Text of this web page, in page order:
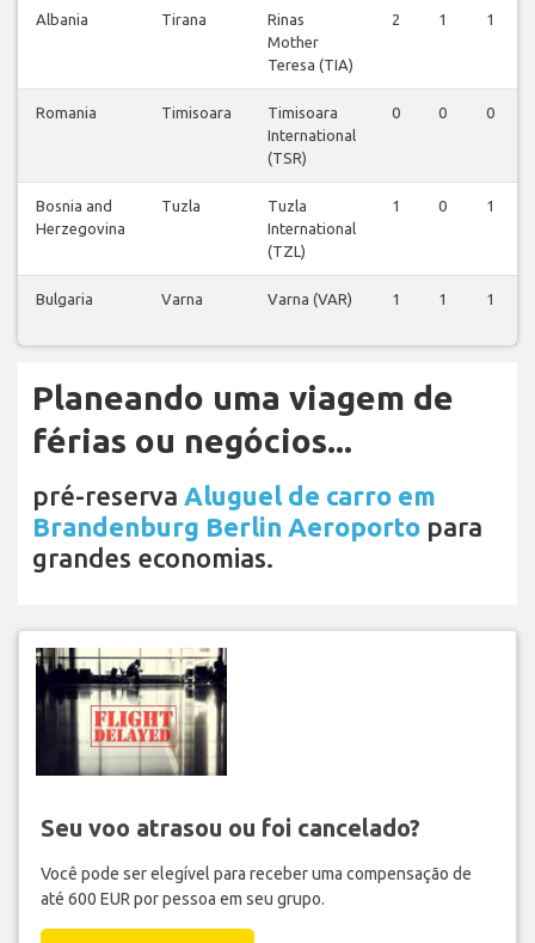
Albania Tirana
Rinas
Mother
Teresa (TIA)
2 1 1
Romania Timisoara
Timisoara
International
(TSR)
0 0 0
Bosnia and
Herzegovina
Tuzla
Tuzla
International
(TZL)
1 0 1
Bulgaria Varna Varna (VAR) 1 1 1
Planeando uma viagem de
férias ou negócios...
pré-reserva Aluguel de carro em
Brandenburg Berlin Aeroporto para
grandes economias.
Seu voo atrasou ou foi cancelado?
Você pode ser elegível para receber uma compensação de
até 600 EUR por pessoa em seu grupo.